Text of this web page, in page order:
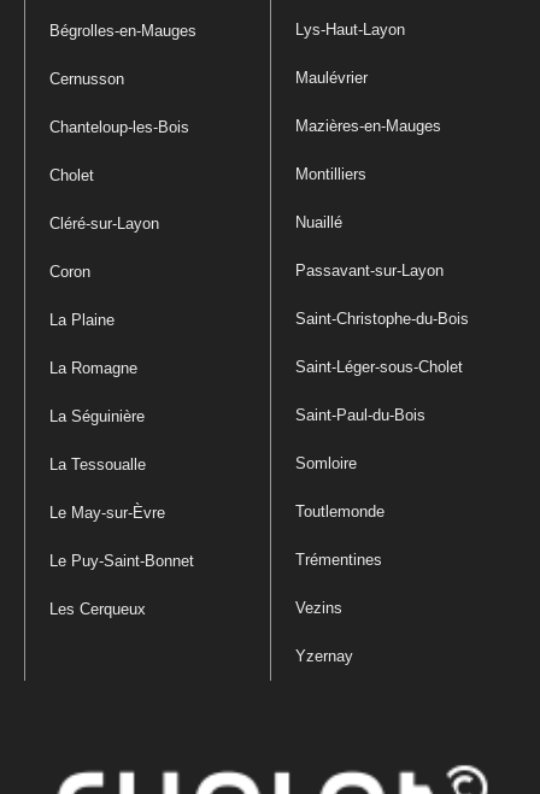
Bégrolles-en-Mauges
Cernusson
Chanteloup-les-Bois
Cholet
Cléré-sur-Layon
Coron
La Plaine
La Romagne
La Séguinière
La Tessoualle
Le May-sur-Èvre
Le Puy-Saint-Bonnet
Les Cerqueux
Lys-Haut-Layon
Maulévrier
Mazières-en-Mauges
Montilliers
Nuaillé
Passavant-sur-Layon
Saint-Christophe-du-Bois
Saint-Léger-sous-Cholet
Saint-Paul-du-Bois
Somloire
Toutlemonde
Trémentines
Vezins
Yzernay